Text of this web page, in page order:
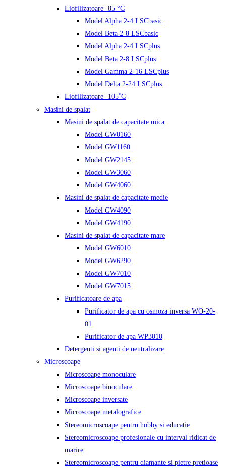
Liofilizatoare -85 °C
Model Alpha 2-4 LSCbasic
Model Beta 2-8 LSCbasic
Model Alpha 2-4 LSCplus
Model Beta 2-8 LSCplus
Model Gamma 2-16 LSCplus
Model Delta 2-24 LSCplus
Liofilizatoare -105˚C
Masini de spalat
Masini de spalat de capacitate mica
Model GW0160
Model GW1160
Model GW2145
Model GW3060
Model GW4060
Masini de spalat de capacitate medie
Model GW4090
Model GW4190
Masini de spalat de capacitate mare
Model GW6010
Model GW6290
Model GW7010
Model GW7015
Purificatoare de apa
Purificator de apa cu osmoza inversa WO-20-
01
Purificator de apa WP3010
Detergenti si agenti de neutralizare
Microscoape
Microscoape monoculare
Microscoape binoculare
Microscoape inversate
Microscoape metalografice
Stereomicroscoape pentru hobby si educatie
Stereomicroscoape profesionale cu interval ridicat de
marire
Stereomicroscoape pentru diamante si pietre pretioase